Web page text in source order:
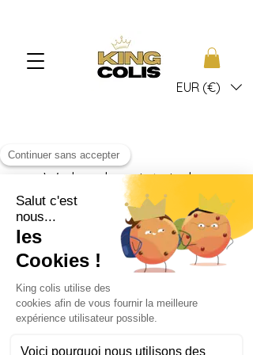
EUR (€)
We konden niet vinden
wat je zoekt
Neem contact met ons op of bekijk
onze andere diensten